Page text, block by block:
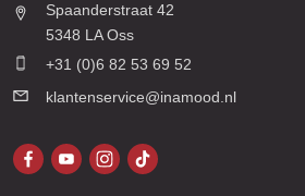
Spaanderstraat 42
5348 LA Oss
+31 (0)6 82 53 69 52
klantenservice@inamood.nl